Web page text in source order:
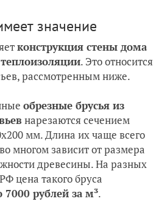
значение
конструкция стены дома
. Это относится
рассмотренным ниже.
обрезные брусья из
нарезаются сечением
мм. Длина их чаще всего
многом зависит от размера
древесины. На разных
цена такого бруса
7000 рублей за м³.